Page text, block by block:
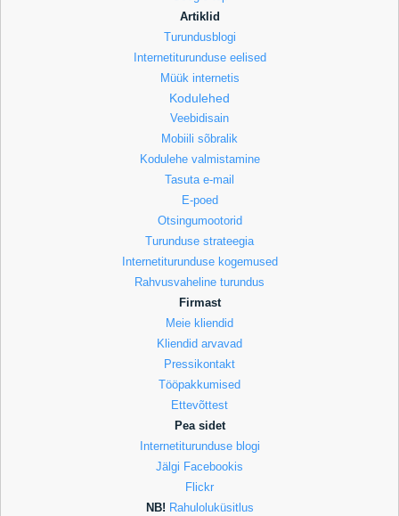
Artiklid
Turundusblogi
Internetiturunduse eelised
Müük internetis
Kodulehed
Veebidisain
Mobiili sõbralik
Kodulehe valmistamine
Tasuta e-mail
E-poed
Otsingumootorid
Turunduse strateegia
Internetiturunduse kogemused
Rahvusvaheline turundus
Firmast
Meie kliendid
Kliendid arvavad
Pressikontakt
Tööpakkumised
Ettevõttest
Pea sidet
Internetiturunduse blogi
Jälgi Facebookis
Flickr
NB! Rahuloluküsitlus